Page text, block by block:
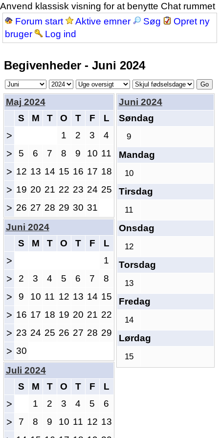
Anvend klassisk visning for at benytte Chat rummet
Forum start
Aktive emner Søg
Opret ny
bruger
Log ind
Begivenheder - Juni 2024
Maj 2024
S
M T O T F L
> 1 2 3 4
> 5 6 7 8 9 10 11
> 12 13 14 15 16 17 18
> 19 20 21 22 23 24 25
> 26 27 28 29 30 31
Juni 2024
Søndag
9
Mandag
10
Tirsdag
11
Onsdag
12
Torsdag
13
Fredag
14
Lørdag
15
Juni 2024
S
M T O T F L
> 1
> 2 3 4 5 6 7 8
> 9 10 11 12 13 14 15
> 16 17 18 19 20 21 22
> 23 24 25 26 27 28 29
> 30
Juli 2024
S
M T O T F L
> 1 2 3 4 5 6
> 7 8 9 10 11 12 13